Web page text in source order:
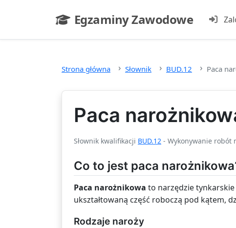
Egzaminy Zawodowe
- strona główna
Strona główna Słownik BUD.12 Paca
Paca
Słownik kwalifikacji BUD.12 - Wykonywanie robót
Co to jest paca
Paca narożnikowa to narzędzie
ukształtowaną część roboczą pod kątem,
Rodzaje naroży